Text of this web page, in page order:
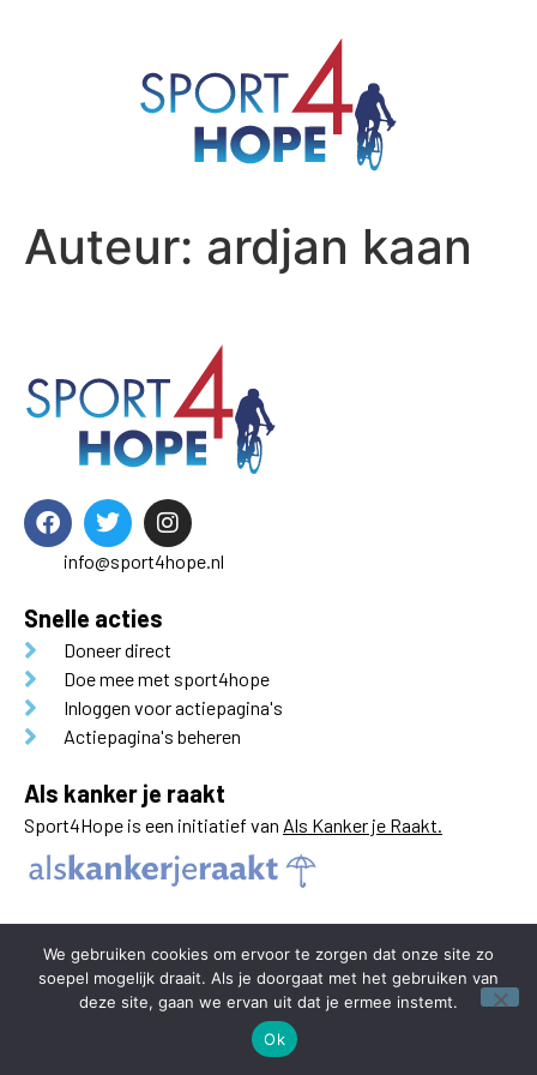
Auteur: ardjan kaan
info@sport4hope.nl
Snelle acties
Doneer direct
Doe mee met sport4hope
Inloggen voor actiepagina's
Actiepagina's beheren
Als kanker je raakt
Sport4Hope is een initiatief van Als Kanker je Raakt.
We gebruiken cookies om ervoor te zorgen dat onze site zo
soepel mogelijk draait. Als je doorgaat met het gebruiken van
deze site, gaan we ervan uit dat je ermee instemt.
Ok